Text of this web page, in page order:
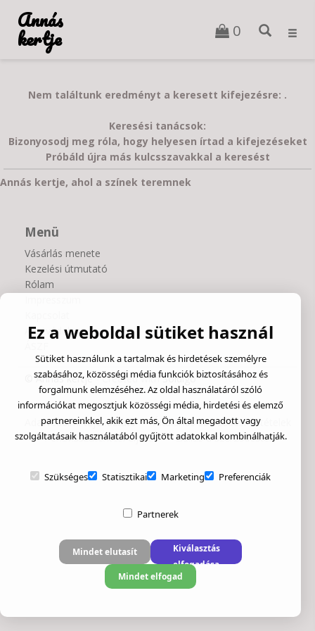
Annás
kertje 0
Nem találtunk eredményt a keresett kifejezésre: .
Keresési tanácsok:
Bizonyosodj meg róla, hogy helyesen írtad a kifejezéseket
Próbáld újra más kulcsszavakkal a keresést
Annás kertje, ahol a színek teremnek
Menü
Vásárlás menete
Kezelési útmutató
Rólam
Adatvédelem
© Annás kertje- Created withSoldigo
Adatvédelmi tájékoztató
Általános szerződési feltételek
Pénzvisszatérítési eljárás
Elállás a szerződéstől
Ez a weboldal sütiket használ
Sütiket használunk a tartalmak és hirdetések személyre
szabásához, közösségi média funkciók biztosításához és
forgalmunk elemzéséhez. Az oldal használatáról szóló
információkat megosztjuk közösségi média, hirdetési és elemző
partnereinkkel, akik ezt más, Ön által megadott vagy
szolgáltatásaik használatából gyűjtött adatokkal kombinálhatják.
Szükséges Statisztikai Marketing Preferenciák
Partnerek
Mindet elutasít
Kiválasztás
elfogadása
Mindet elfogad